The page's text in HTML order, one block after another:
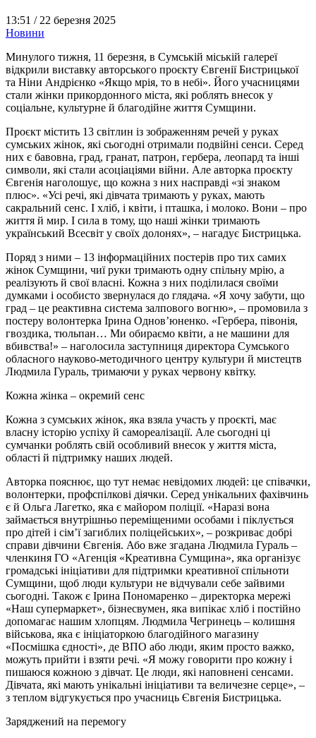
13:51 / 22 березня 2025
Новини
Минулого тижня, 11 березня, в Сумській міській галереї
відкрили виставку авторського проєкту Євгенії Бистрицької
та Ніни Андрієнко «Якщо мрія, то в небі». Його учасницями
стали жінки прикордонного міста, які роблять внесок у
соціальне, культурне й благодійне життя Сумщини.
Проєкт містить 13 світлин із зображенням речей у руках
сумських жінок, які сьогодні отримали подвійні сенси. Серед
них є бавовна, град, гранат, патрон, гербера, леопард та інші
символи, які стали асоціаціями війни. Але авторка проєкту
Євгенія наголошує, що кожна з них насправді «зі знаком
плюс». «Усі речі, які дівчата тримають у руках, мають
сакральний сенс. І хліб, і квіти, і пташка, і молоко. Вони – про
життя й мир. І сила в тому, що наші жінки тримають
український Всесвіт у своїх долонях», – нагадує Бистрицька.
Поряд з ними – 13 інформаційних постерів про тих самих
жінок Сумщини, чиї руки тримають одну спільну мрію, а
реалізують й свої власні. Кожна з них поділилася своїми
думками і особисто звернулася до глядача. «Я хочу забути, що
град – це реактивна система залпового вогню», – промовила з
постеру волонтерка Ірина Однов’юненко. «Гербера, півонія,
гвоздика, тюльпан… Ми обираємо квіти, а не машини для
вбивства!» – наголосила заступниця директора Сумського
обласного науково-методичного центру культури й мистецтв
Людмила Гураль, тримаючи у руках червону квітку.
Кожна жінка – окремий сенс
Кожна з сумських жінок, яка взяла участь у проєкті, має
власну історію успіху й самореалізації. Але сьогодні ці
сумчанки роблять свій особливий внесок у життя міста,
області й підтримку наших людей.
Авторка пояснює, що тут немає невідомих людей: це співачки,
волонтерки, профспілкові діячки. Серед унікальних фахівчинь
є й Ольга Лагетко, яка є майором поліції. «Наразі вона
займається внутрішньо переміщеними особами і піклується
про дітей і сім’ї загиблих поліцейських», – розкриває добрі
справи дівчини Євгенія. Або вже згадана Людмила Гураль –
членкиня ГО «Агенція «Креативна Сумщина», яка організує
громадські ініціативи для підтримки креативної спільноти
Сумщини, щоб люди культури не відчували себе зайвими
сьогодні. Також є Ірина Пономаренко – директорка мережі
«Наш супермаркет», бізнесвумен, яка випікає хліб і постійно
допомагає нашим хлопцям. Людмила Чегринець – колишня
військова, яка є ініціаторкою благодійного магазину
«Посмішка єдності», де ВПО або люди, яким просто важко,
можуть прийти і взяти речі. «Я можу говорити про кожну і
пишаюся кожною з дівчат. Це люди, які наповнені сенсами.
Дівчата, які мають унікальні ініціативи та величезне серце», –
з теплом відгукується про учасниць Євгенія Бистрицька.
Заряджений на перемогу